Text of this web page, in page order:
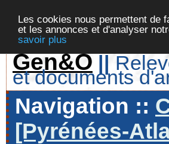
Les cookies nous permettent de
et les annonces et d'analyser
savoir plus
Gen&O ||
et documents
Navigation ::
[Pyrénées-